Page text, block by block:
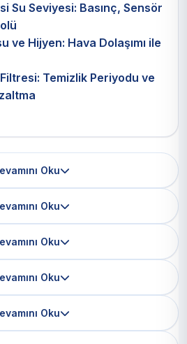
Su Seviyesi: Basınç, Sensör
ve Hijyen: Hava Dolaşımı ile
Temizlik Periyodu ve
Oku
Oku
Oku
Oku
Oku